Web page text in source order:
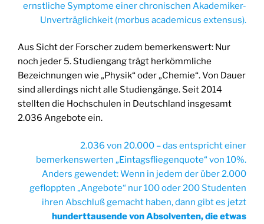
ernstliche Symptome einer chronischen Akademiker-
Unverträglichkeit (morbus academicus extensus).
Aus Sicht der Forscher zudem bemerkenswert: Nur
noch jeder 5. Studiengang trägt herkömmliche
Bezeichnungen wie „Physik“ oder „Chemie“. Von Dauer
sind allerdings nicht alle Studiengänge. Seit 2014
stellten die Hochschulen in Deutschland insgesamt
2.036 Angebote ein.
2.036 von 20.000 – das entspricht einer
bemerkenswerten „Eintagsfliegenquote“ von 10%.
Anders gewendet: Wenn in jedem der über 2.000
gefloppten „Angebote“ nur 100 oder 200 Studenten
ihren Abschluß gemacht haben, dann gibt es jetzt
hunderttausende von Absolventen, die etwas